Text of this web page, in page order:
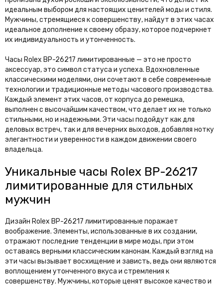
идеальным выбором для настоящих ценителей моды и стиля.
Мужчины, стремящиеся к совершенству, найдут в этих часах
идеальное дополнение к своему образу, которое подчеркнет
их индивидуальность и утонченность.
Часы Rolex BP-26217 лимитированные — это не просто
аксессуар, это символ статуса и успеха. Вдохновленные
классическими моделями, они сочетают в себе современные
технологии и традиционные методы часового производства.
Каждый элемент этих часов, от корпуса до ремешка,
выполнен с высочайшим качеством, что делает их не только
стильными, но и надежными. Эти часы подойдут как для
деловых встреч, так и для вечерних выходов, добавляя нотку
элегантности и уверенности в каждом движении своего
владельца.
Уникальные часы Rolex BP-26217
лимитированные для стильных
мужчин
Дизайн Rolex BP-26217 лимитированные поражает
воображение. Элементы, использованные в их создании,
отражают последние тенденции в мире моды, при этом
оставаясь верными классическим канонам. Каждый взгляд на
эти часы вызывает восхищение и зависть, ведь они являются
воплощением утонченного вкуса и стремления к
совершенству. Мужчины, которые ценят высокое качество и